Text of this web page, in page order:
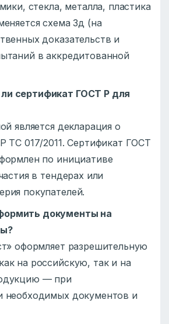
стекла, металла, пластика
схема 3д (на
доказательств и
в аккредитованной
сертификат ГОСТ Р для
является декларация о
ТС 017/2011. Сертификат ГОСТ
по инициативе
в тендерах или
покупателей.
документы на
оформляет разрешительную
на российскую, так и на
— при
необходимых документов и